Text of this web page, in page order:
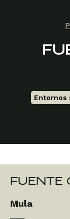
Entornos
FUENTE
Mula